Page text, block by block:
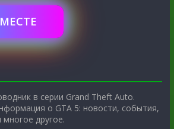
в серии Grand Theft Auto.
о GTA 5: новости, события,
другое.